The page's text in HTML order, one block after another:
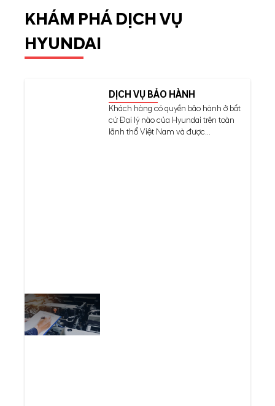
KHÁM PHÁ DỊCH VỤ
HYUNDAI
DỊCH VỤ BẢO HÀNH
Khách hàng có quyền bảo hành ở bất
cứ Đại lý nào của Hyundai trên toàn
lãnh thổ Việt Nam và được...